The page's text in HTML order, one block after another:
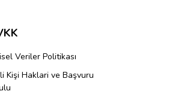
Veriler Politikası
Kişi Haklari ve Başvuru